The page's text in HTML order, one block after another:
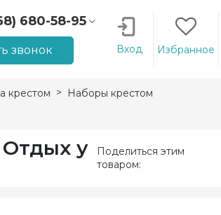
680-58-95
207-14-90
звонок Вход Избранное
крестом
Наборы крестом
у
Поделиться этим
товаром: